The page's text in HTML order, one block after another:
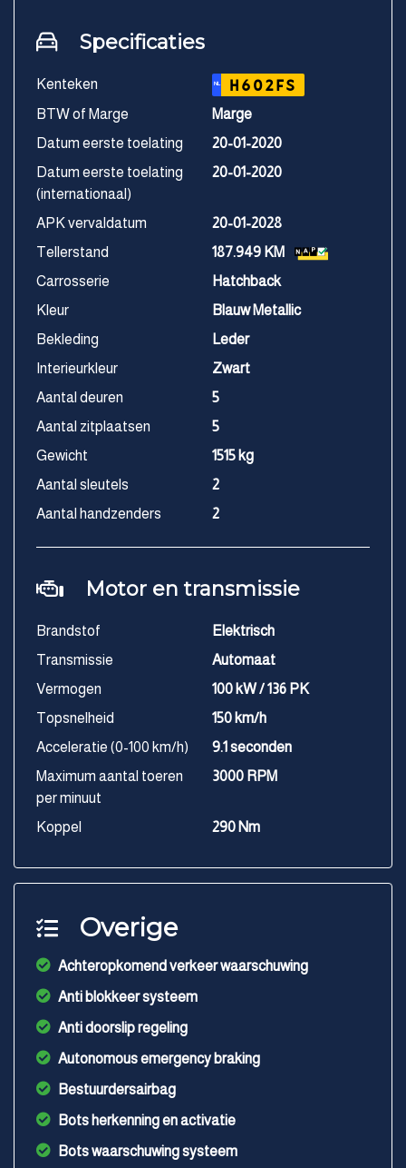
Specificaties
Kenteken NL H602FS
BTW of Marge
Marge
Datum eerste toelating
20-01-2020
Datum eerste toelating
(internationaal)
20-01-2020
APK vervaldatum
20-01-2028
Tellerstand
187.949 KM
Carrosserie
Hatchback
Kleur
Blauw Metallic
Bekleding
Leder
Interieurkleur
Zwart
Aantal deuren
5
Aantal zitplaatsen
5
Gewicht
1515 kg
Aantal sleutels
2
Aantal handzenders
2
Motor en transmissie
Brandstof
Elektrisch
Transmissie
Automaat
Vermogen
100 kW / 136 PK
Topsnelheid
150 km/h
Acceleratie (0-100 km/h)
9.1 seconden
Maximum aantal toeren
per minuut
3000 RPM
Koppel 290 Nm
Overige
Achteropkomend verkeer waarschuwing
Anti blokkeer systeem
Anti doorslip regeling
Autonomous emergency braking
Bestuurdersairbag
Bots herkenning en activatie
Bots waarschuwing systeem